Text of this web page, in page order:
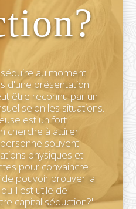
au moment
d'une présentation
être reconnu par un
selon les situations.
est un fort
cherche à attirer
souvent
physiques et
pour convaincre.
pouvoir prouver la
est utile de
capital séduction?"